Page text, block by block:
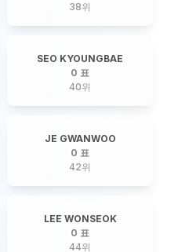
38위
SEO KYOUNGBAE
0 표
40위
JE GWANWOO
0 표
42위
LEE WONSEOK
0 표
44위